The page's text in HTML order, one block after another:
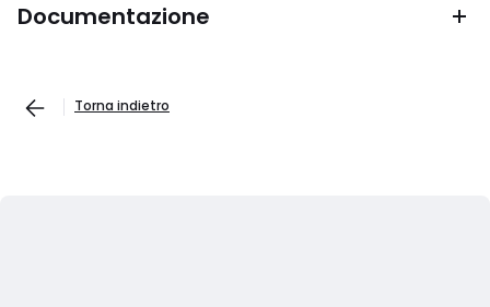
Documentazione
Torna indietro